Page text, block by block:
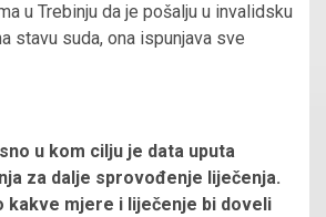
u Trebinju da je pošalju u invalidsku
stavu suda, ona ispunjava sve
u kom cilju je data uputa
za dalje sprovođenje liječenja.
kakve mjere i liječenje bi doveli